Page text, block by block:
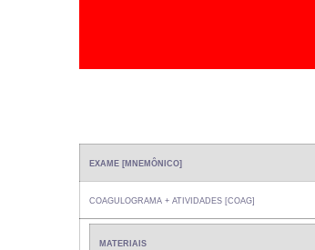
EXAME [MNEMÔNICO]
COAGULOGRAMA + ATIVIDADES [COAG]
MATERIAIS